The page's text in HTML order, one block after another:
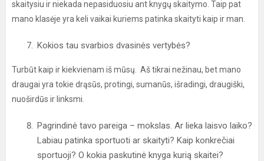
skaitysiu ir niekada nepasiduosiu ant knygų skaitymo. Taip pat
mano klasėje yra keli vaikai kuriems patinka skaityti kaip ir man.
Kokios tau svarbios dvasinės vertybės?
Turbūt kaip ir kiekvienam iš mūsų. Aš tikrai nežinau, bet mano
draugai yra tokie drąsūs, protingi, sumanūs, išradingi, draugiški,
nuoširdūs ir linksmi.
Pagrindinė tavo pareiga – mokslas. Ar lieka laisvo laiko?
Labiau patinka sportuoti ar skaityti? Kaip konkrečiai
sportuoji? O kokia paskutinė knyga kurią skaitei?